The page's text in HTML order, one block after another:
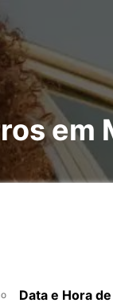
em
Data e Hora